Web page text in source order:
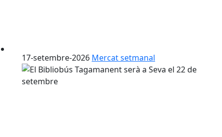
17-setembre-2026 Mercat setmanal